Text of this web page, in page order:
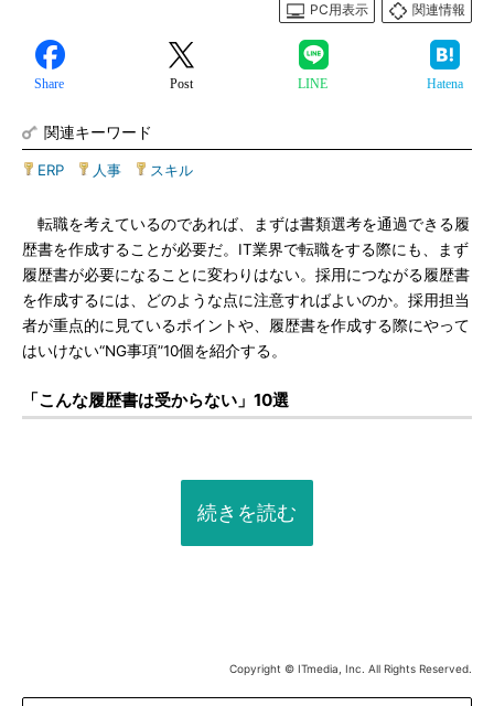
PC用表示
関連情報
Share Post LINE Hatena
関連キーワード
ERP 人事 スキル
転職を考えているのであれば、まずは書類選考を通過できる履
歴書を作成することが必要だ。IT業界で転職をする際にも、まず
履歴書が必要になることに変わりはない。採用につながる履歴書
を作成するには、どのような点に注意すればよいのか。採用担当
者が重点的に見ているポイントや、履歴書を作成する際にやって
はいけない“NG事項”10個を紹介する。
「こんな履歴書は受からない」10選
続きを読む
Copyright © ITmedia, Inc. All Rights Reserved.